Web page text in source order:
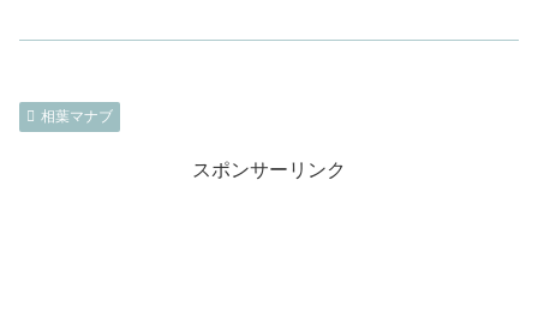
相葉マナブ
スポンサーリンク